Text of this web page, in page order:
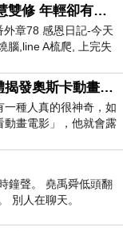
小護師番外章78 > 福慧雙修 年輕卻有個老靈魂 ㄑ金剛經〉podcast
章78 感恩日記-今天
腦,line A梳爬, 上完失
【電影圈八卦】：媒體揭發奧斯卡動畫項目投票醜聞！好萊塢為什麼看不起動畫電影？
種人真的很神奇，如
動畫電影」，他就會露
是不是陪小
鐘聲。 堯禹舜低頭翻
別人在聊天。